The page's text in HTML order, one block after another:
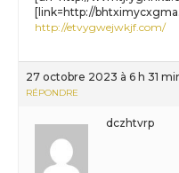
[link=http://
http://etvygwejwkjf.com/
27 octobre 2023 à 6 h 31
RÉPONDRE
dczhtvrp